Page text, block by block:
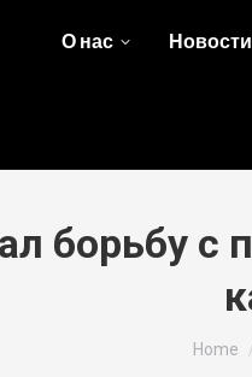
О нас
борьбу с
You
Home